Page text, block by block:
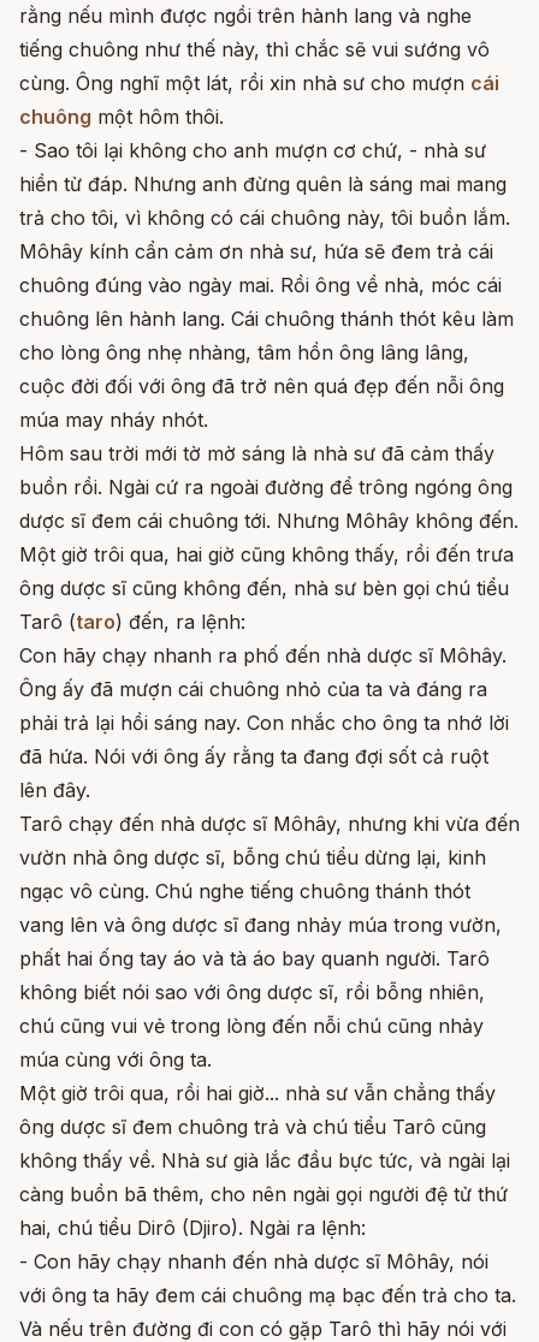
rằng nếu mình được ngồi trên hành lang và nghe
tiếng chuông như thế này, thì chắc sẽ vui sướng vô
cùng. Ông nghĩ một lát, rồi xin nhà sư cho mượn cái
chuông một hôm thôi.
- Sao tôi lại không cho anh mượn cơ chứ, - nhà sư
hiền từ đáp. Nhưng anh đừng quên là sáng mai mang
trả cho tôi, vì không có cái chuông này, tôi buồn lắm.
Môhây kính cẩn cảm ơn nhà sư, hứa sẽ đem trả cái
chuông đúng vào ngày mai. Rồi ông về nhà, móc cái
chuông lên hành lang. Cái chuông thánh thót kêu làm
cho lòng ông nhẹ nhàng, tâm hồn ông lâng lâng,
cuộc đời đối với ông đã trở nên quá đẹp đến nỗi ông
múa may nháy nhót.
Hôm sau trời mới tờ mờ sáng là nhà sư đã cảm thấy
buồn rồi. Ngài cứ ra ngoài đường để trông ngóng ông
dược sĩ đem cái chuông tới. Nhưng Môhây không đến.
Một giờ trôi qua, hai giờ cũng không thấy, rồi đến trưa
ông dược sĩ cũng không đến, nhà sư bèn gọi chú tiểu
Tarô (taro) đến, ra lệnh:
Con hãy chạy nhanh ra phố đến nhà dược sĩ Môhây.
Ông ấy đã mượn cái chuông nhỏ của ta và đáng ra
phải trả lại hồi sáng nay. Con nhắc cho ông ta nhớ lời
đã hứa. Nói với ông ấy rằng ta đang đợi sốt cả ruột
lên đây.
Tarô chạy đến nhà dược sĩ Môhây, nhưng khi vừa đến
vườn nhà ông dược sĩ, bỗng chú tiểu dừng lại, kinh
ngạc vô cùng. Chú nghe tiếng chuông thánh thót
vang lên và ông dược sĩ đang nhảy múa trong vườn,
phất hai ống tay áo và tà áo bay quanh người. Tarô
không biết nói sao với ông dược sĩ, rồi bỗng nhiên,
chú cũng vui vẻ trong lòng đến nỗi chú cũng nhảy
múa cùng với ông ta.
Một giờ trôi qua, rồi hai giờ... nhà sư vẫn chẳng thấy
ông dược sĩ đem chuông trả và chú tiểu Tarô cũng
không thấy về. Nhà sư già lắc đầu bực tức, và ngài lại
càng buồn bã thêm, cho nên ngài gọi người đệ tử thứ
hai, chú tiểu Dirô (Djiro). Ngài ra lệnh:
- Con hãy chạy nhanh đến nhà dược sĩ Môhây, nói
với ông ta hãy đem cái chuông mạ bạc đến trả cho ta.
Và nếu trên đường đi con có gặp Tarô thì hãy nói với